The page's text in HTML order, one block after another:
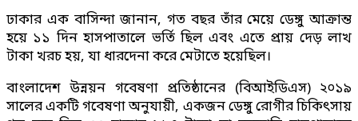
ঢাকার এক বাসিন্দা জানান, গত বছর তাঁর মেয়ে ডেঙ্গু আক্রান্ত
হয়ে ১১ দিন হাসপাতালে ভর্তি ছিল এবং এতে প্রায় দেড় লাখ
টাকা খরচ হয়, যা ধারদেনা করে মেটাতে হয়েছিল।
বাংলাদেশ উন্নয়ন গবেষণা প্রতিষ্ঠানের (বিআইডিএস) ২০১৯
সালের একটি গবেষণা অনুযায়ী, একজন ডেঙ্গু রোগীর চিকিৎসায়